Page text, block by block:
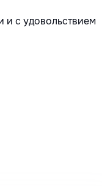
и с удовольствием